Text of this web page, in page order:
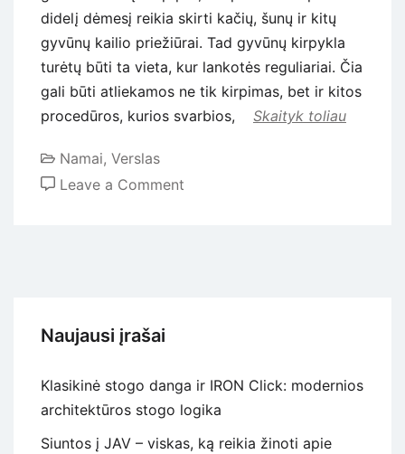
didelį dėmesį reikia skirti kačių, šunų ir kitų
gyvūnų kailio priežiūrai. Tad gyvūnų kirpykla
turėtų būti ta vieta, kur lankotės reguliariai. Čia
gali būti atliekamos ne tik kirpimas, bet ir kitos
procedūros, kurios svarbios,
Skaityk toliau
Namai, Verslas
Leave a Comment
kailiu
Naujausi įrašai
Klasikinė stogo danga ir IRON Click: modernios
architektūros stogo logika
Siuntos į JAV – viskas, ką reikia žinoti apie